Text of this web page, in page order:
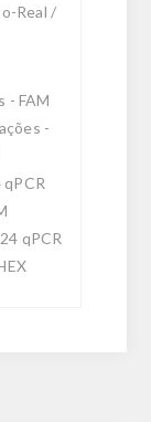
Real /
- FAM
-
qPCR